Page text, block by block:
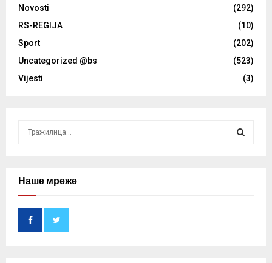
Novosti
(292)
RS-REGIJA
(10)
Sport
(202)
Uncategorized @bs
(523)
Vijesti
(3)
cНаше мреже